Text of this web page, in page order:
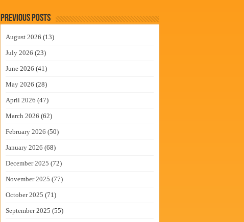
Previous Posts
August 2026 (13)
July 2026 (23)
June 2026 (41)
May 2026 (28)
April 2026 (47)
March 2026 (62)
February 2026 (50)
January 2026 (68)
December 2025 (72)
November 2025 (77)
October 2025 (71)
September 2025 (55)